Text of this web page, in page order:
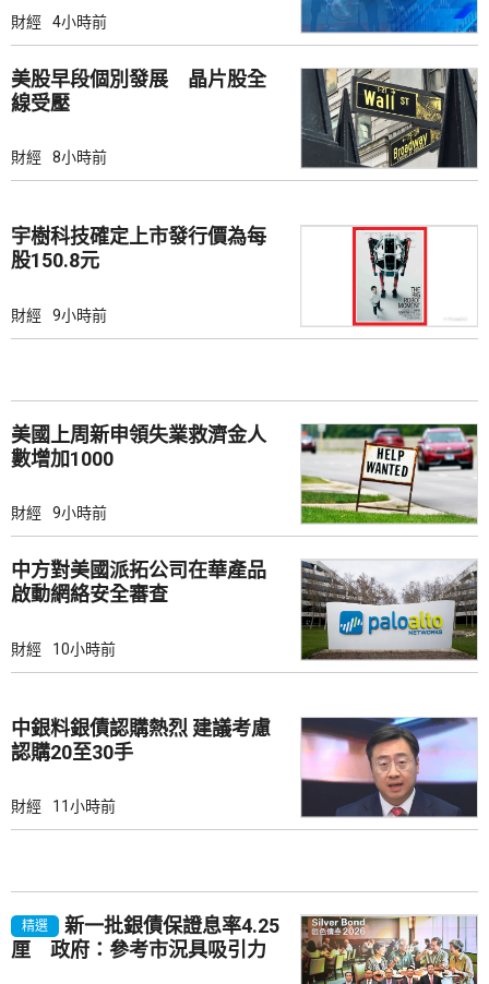
財經 4小時前
美股早段個別發展 晶片股全
線受壓
財經 8小時前
宇樹科技確定上市發行價為每
股150.8元
財經 9小時前
美國上周新申領失業救濟金人
數增加1000
財經 9小時前
中方對美國派拓公司在華產品
啟動網絡安全審查
財經 10小時前
中銀料銀債認購熱烈 建議考慮
認購20至30手
財經 11小時前
精選
新一批銀債保證息率4.25
厘 政府：參考市況具吸引力